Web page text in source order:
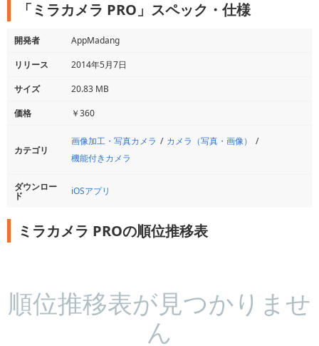
「ミラカメラ PRO」スペック・仕様
開発者
AppMadang
リリース
2014年5月7日
サイズ
20.83 MB
価格
￥360
カテゴリ
画像加工・写真カメラ
カメラ（写真・画像）
機能付きカメラ
ダウンロー
ド iOSアプリ
ミラカメラ PROの順位推移表
順位推移表が見つかりませ
ん